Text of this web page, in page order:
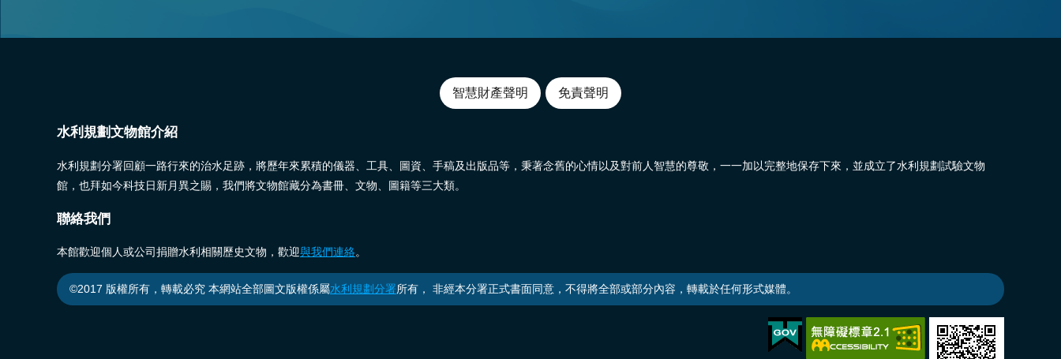
智慧財產聲明 免責聲明
水利規劃文物館介紹
水利規劃分署回顧一路行來的治水足跡，將歷年來累積的儀器、工具、圖資、手稿及出版品等，秉著念舊的心情以及對前人智慧的尊敬，一一加以完整地保存下來，並成立了水利規劃試驗文物
館，也拜如今科技日新月異之賜，我們將文物館藏分為書冊、文物、圖籍等三大類。
聯絡我們
本館歡迎個人或公司捐贈水利相關歷史文物，歡迎與我們連絡。
©2017 版權所有，轉載必究 本網站全部圖文版權係屬水利規劃分署所有， 非經本分署正式書面同意，不得將全部或部分內容，轉載於任何形式媒體。